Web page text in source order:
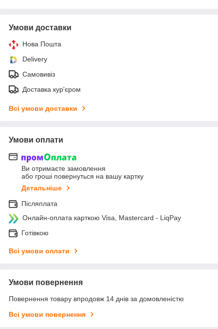
Умови доставки
Нова Пошта
Delivery
Самовивіз
Доставка кур'єром
Всі умови доставки
Умови оплати
Ви отримаєте замовлення
або гроші повернуться на вашу картку
Детальніше
Післяплата
Онлайн-оплата карткою Visa, Mastercard - LiqPay
Готівкою
Всі умови оплати
Умови повернення
Повернення товару впродовж 14 днів за домовленістю
Всі умови повернення